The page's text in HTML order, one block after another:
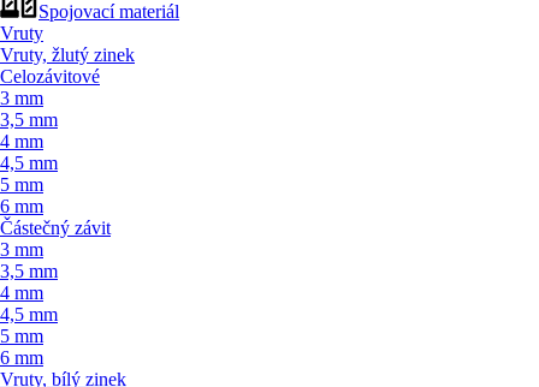
Spojovací materiál
Vruty
Vruty, žlutý zinek
Celozávitové
3 mm
3,5 mm
4 mm
4,5 mm
5 mm
6 mm
Částečný závit
3 mm
3,5 mm
4 mm
4,5 mm
5 mm
6 mm
Vruty, bílý zinek